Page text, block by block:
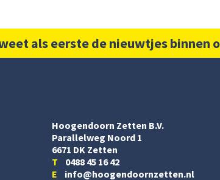
als eerste de nieuwtjes binnen
Hoogendoorn Zetten B.V.
Parallelweg Noord 1
6671 DK Zetten
T 0488 45 16 42
E info@hoogendoornzetten.nl